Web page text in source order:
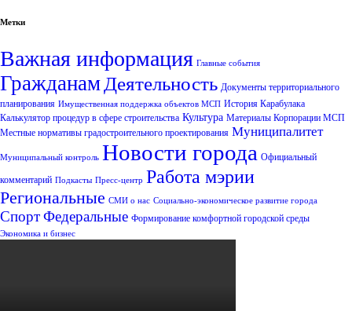
Метки
Важная информация Главные события
Гражданам Деятельность Документы территориального
планирования Имущественная поддержка объектов МСП История Карабулака
Калькулятор процедур в сфере строительства Культура Материалы Корпорации МСП
Местные нормативы градостроительного проектирования Муниципалитет
Муниципальный контроль Новости города Официальный
комментарий Подкасты Пресс-центр Работа мэрии
Региональные СМИ о нас Социально-экономическое развитие города
СпортФедеральные Формирование комфортной городской среды
Экономика и бизнес